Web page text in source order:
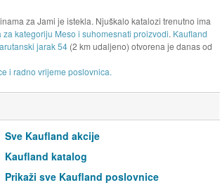
za Jami je istekla. Njuškalo katalozi trenutno ima
kategoriju Meso i suhomesnati proizvodi. Kaufland
jarak 54(2 km udaljeno) otvorena je danas od
i radno vrijeme poslovnica.
Sve Kaufland akcije
Kaufland katalog
Prikaži sve Kaufland poslovnice